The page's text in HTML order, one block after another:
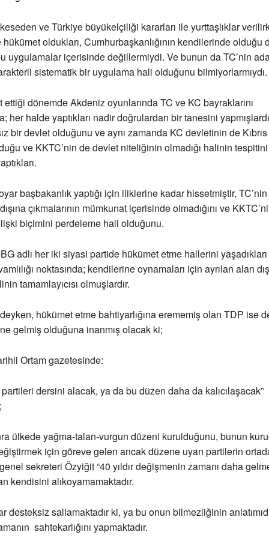
ve Türkiye büyükelçiliği kararları ile yurttaşlıklar
oldukları, Cumhurbaşkanlığının kendilerinde olduğu
uygulamalar içerisinde değillermiydi. Ve bunun da TC’nin
sistematik bir uygulama hali olduğunu bilmiyorlarmıydı.
dönemde Akdeniz oyunlarında TC ve KC bayraklarını
her halde yaptıkları nadir doğrulardan bir tanesini
bir devlet olduğunu ve aynı zamanda KC devletinin de Kıbrıs
ve KKTC’nin de devlet niteliğinin olmadığı halinin
başbakanlık yaptığı için iliklerine kadar hissetmiştir, TC’nin
çıkmalarının mümkunat içerisinde olmadığını ve
biçimini perdeleme hali olduğunu.
adlı her iki siyasi partide hükümet etme hallerini
noktasında; kendilerine oynamaları için ayrılan alan
tamamlayıcısı olmuşlardır.
hükümet etme bahtiyarlığına erememiş olan TDP ise
gelmiş olduğuna inanmış olacak ki;
Ortam gazetesinde:
dersini alacak, ya da bu düzen daha da kalıcılaşacak”
ülkede yağma-talan-vurgun düzeni kurulduğunu, bunun
için göreve gelen ancak düzene uyan partilerin
sekreteri Özyiğit “40 yıldır değişmenin zamanı daha
kendisini alıkoyamamaktadır.
desteksiz sallamaktadır ki, ya bu onun bilmezliğinin
sahtekarlığını yapmaktadır.